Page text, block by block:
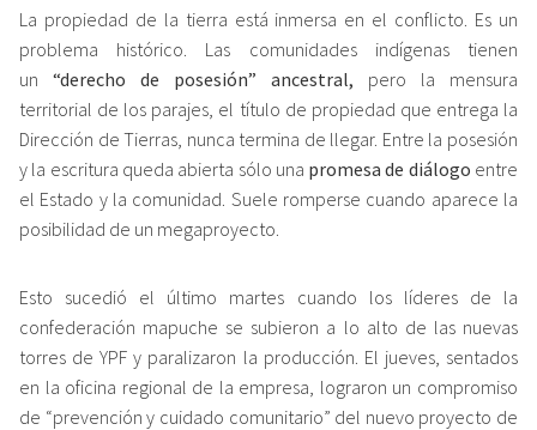
La propiedad de la tierra está inmersa en el conflicto. Es un
problema histórico. Las comunidades indígenas tienen
un “derecho de posesión” ancestral, pero la mensura
territorial de los parajes, el título de propiedad que entrega la
Dirección de Tierras, nunca termina de llegar. Entre la posesión
y la escritura queda abierta sólo una promesa de diálogo entre
el Estado y la comunidad. Suele romperse cuando aparece la
posibilidad de un megaproyecto.
Esto sucedió el último martes cuando los líderes de la
confederación mapuche se subieron a lo alto de las nuevas
torres de YPF y paralizaron la producción. El jueves, sentados
en la oficina regional de la empresa, lograron un compromiso
de “prevención y cuidado comunitario” del nuevo proyecto de